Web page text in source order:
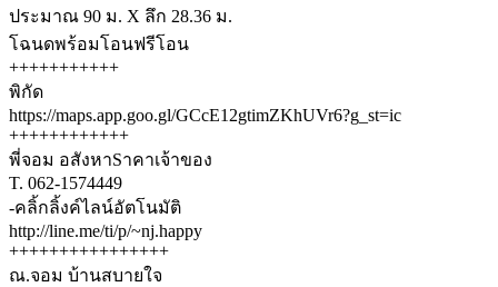
ประมาณ 90 ม. X ลึก 28.36 ม.
โฉนดพร้อมโอนฟรีโอน
+++++++++++
พิกัด
https://maps.app.goo.gl/GCcE12gtimZKhUVr6?g_st=ic
++++++++++++
พี่จอม อสังหาSาคาเจ้าของ
T. 062-1574449
-คลิ้กลิ้งค์ไลน์อัตโนมัติ
http://line.me/ti/p/~nj.happy
++++++++++++++++
ณ.จอม บ้านสบายใจ